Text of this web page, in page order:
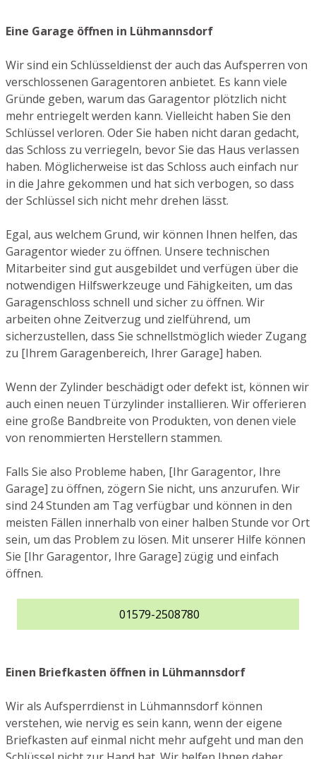
Eine Garage öffnen in Lühmannsdorf
Wir sind ein Schlüsseldienst der auch das Aufsperren von
verschlossenen Garagentoren anbietet. Es kann viele
Gründe geben, warum das Garagentor plötzlich nicht
mehr entriegelt werden kann. Vielleicht haben Sie den
Schlüssel verloren. Oder Sie haben nicht daran gedacht,
das Schloss zu verriegeln, bevor Sie das Haus verlassen
haben. Möglicherweise ist das Schloss auch einfach nur
in die Jahre gekommen und hat sich verbogen, so dass
der Schlüssel sich nicht mehr drehen lässt.
Egal, aus welchem Grund, wir können Ihnen helfen, das
Garagentor wieder zu öffnen. Unsere technischen
Mitarbeiter sind gut ausgebildet und verfügen über die
notwendigen Hilfswerkzeuge und Fähigkeiten, um das
Garagenschloss schnell und sicher zu öffnen. Wir
arbeiten ohne Zeitverzug und zielführend, um
sicherzustellen, dass Sie schnellstmöglich wieder Zugang
zu [Ihrem Garagenbereich, Ihrer Garage] haben.
Wenn der Zylinder beschädigt oder defekt ist, können wir
auch einen neuen Türzylinder installieren. Wir offerieren
eine große Bandbreite von Produkten, von denen viele
von renommierten Herstellern stammen.
Falls Sie also Probleme haben, [Ihr Garagentor, Ihre
Garage] zu öffnen, zögern Sie nicht, uns anzurufen. Wir
sind 24 Stunden am Tag verfügbar und können in den
meisten Fällen innerhalb von einer halben Stunde vor Ort
sein, um das Problem zu lösen. Mit unserer Hilfe können
Sie [Ihr Garagentor, Ihre Garage] zügig und einfach
öffnen.
01579-2508780
Einen Briefkasten öffnen in Lühmannsdorf
Wir als Aufsperrdienst in Lühmannsdorf können
verstehen, wie nervig es sein kann, wenn der eigene
Briefkasten auf einmal nicht mehr aufgeht und man den